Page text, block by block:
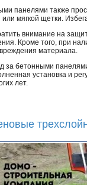
панелями также
мягкой щетки.
внимание на
Кроме того, при
материала.
за бетонными
установка и
лет.